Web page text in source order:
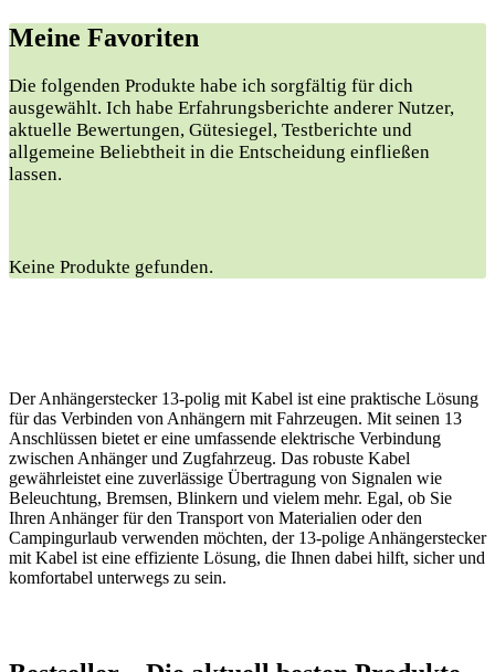
Meine Favoriten
Die folgenden Produkte habe ich sorgfältig für dich
ausgewählt. Ich habe Erfahrungsberichte anderer Nutzer,
aktuelle Bewertungen, Gütesiegel, Testberichte und
allgemeine Beliebtheit in die Entscheidung einfließen
lassen.
Keine Produkte gefunden.
Der Anhängerstecker 13-polig mit Kabel ist eine praktische Lösung
für das Verbinden von Anhängern mit Fahrzeugen. Mit seinen 13
Anschlüssen bietet er eine umfassende elektrische Verbindung
zwischen Anhänger und Zugfahrzeug. Das robuste Kabel
gewährleistet eine zuverlässige Übertragung von Signalen wie
Beleuchtung, Bremsen, Blinkern und vielem mehr. Egal, ob Sie
Ihren Anhänger für den Transport von Materialien oder den
Campingurlaub verwenden möchten, der 13-polige Anhängerstecker
mit Kabel ist eine effiziente Lösung, die Ihnen dabei hilft, sicher und
komfortabel unterwegs zu sein.